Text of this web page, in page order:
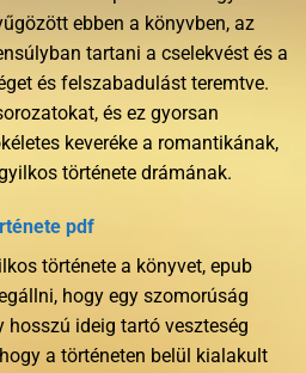
ebben a könyvben, az
tartani a cselekvést és a
és felszabadulást teremtve.
és ez gyorsan
keveréke a romantikának,
története drámának.
pdf
története a könyvet, epub
hogy egy szomorúság
hosszú ideig tartó veszteség
a történeten belül kialakult